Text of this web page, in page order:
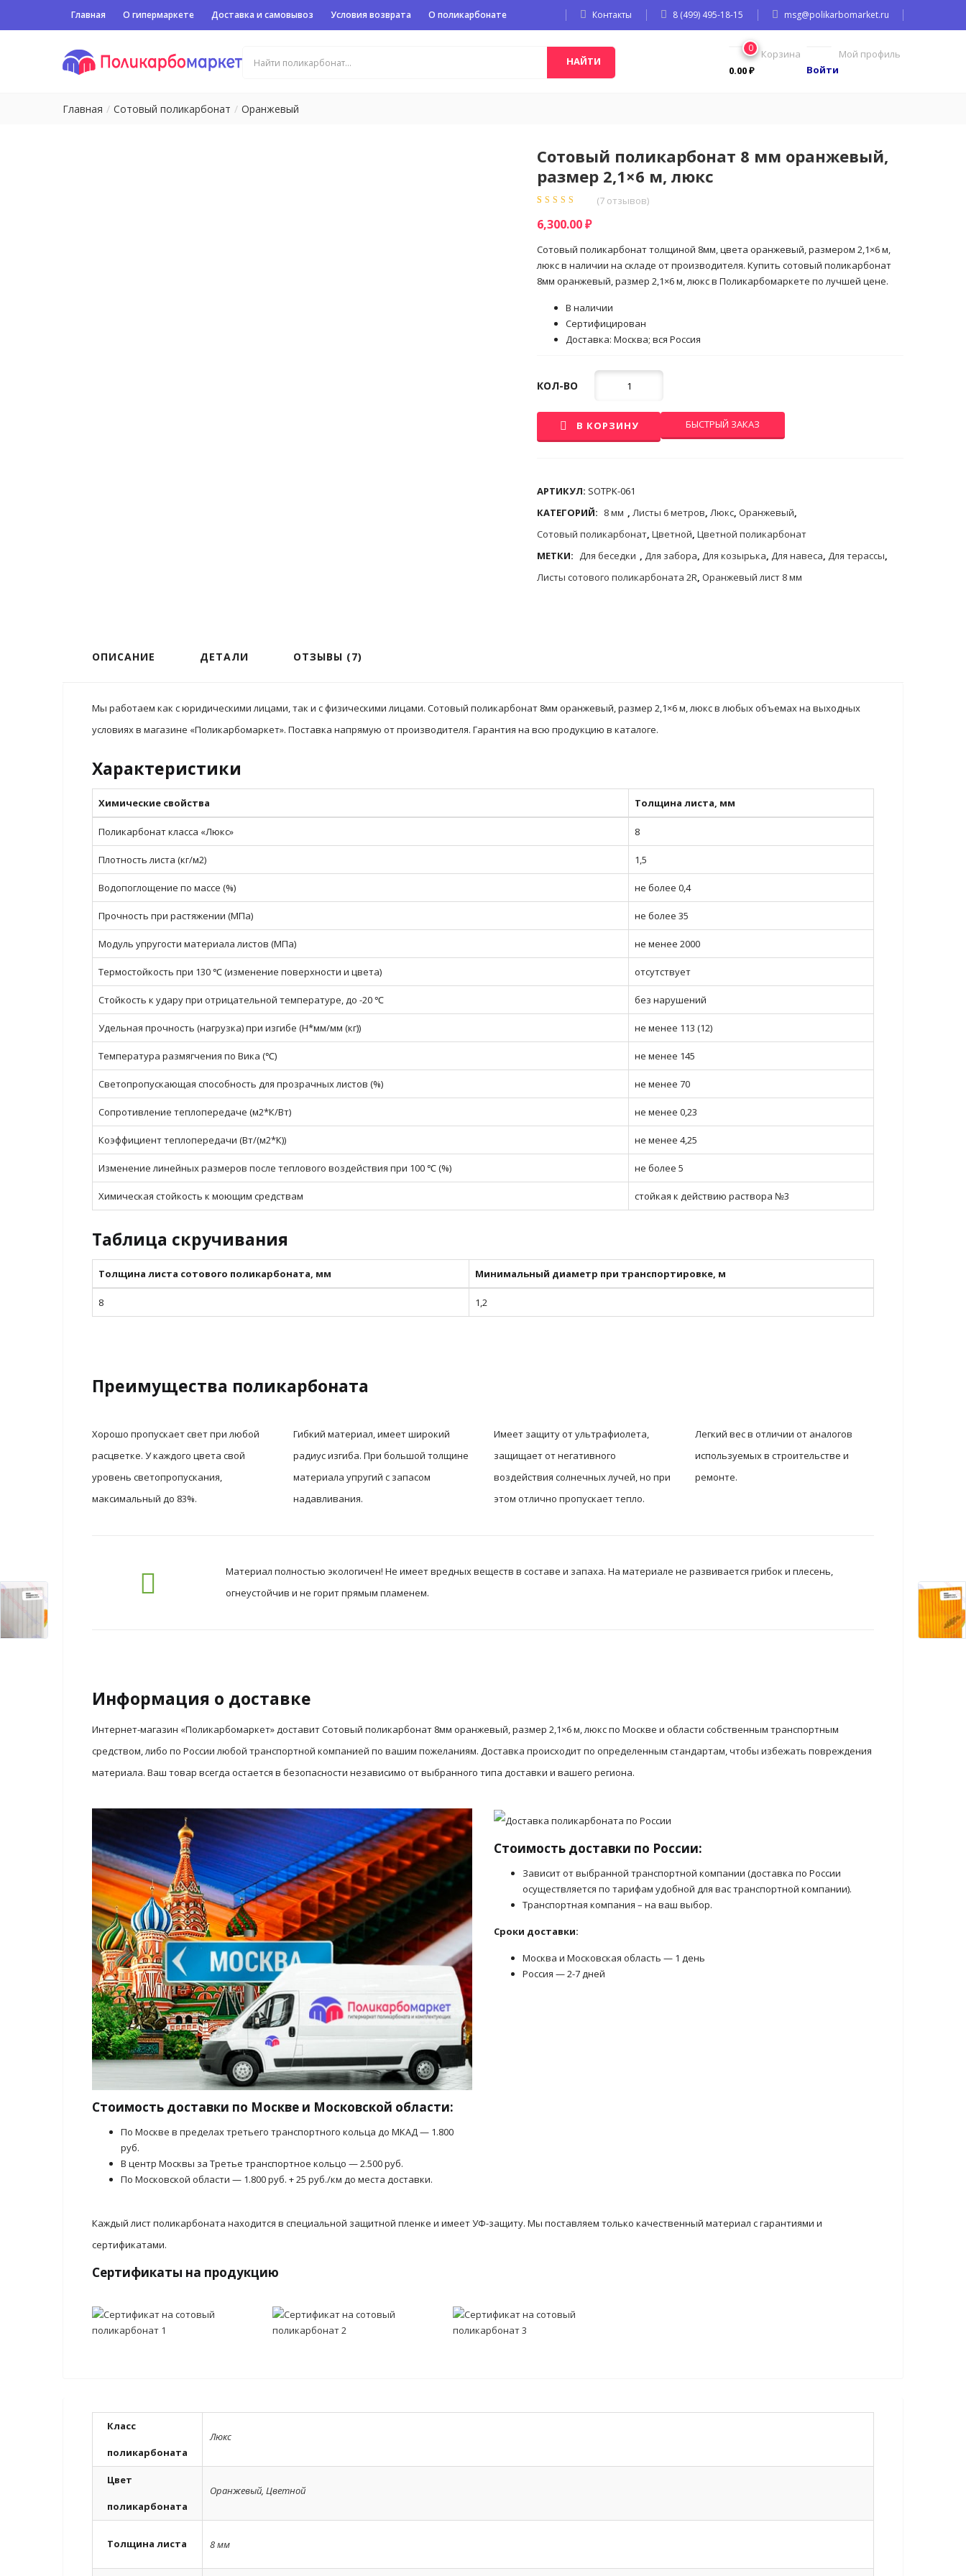
Главная О гипермаркете Доставка и самовывоз Условия возврата О поликарбонате Контакты 8 (499) 495-18-15 msg@polikarbomarket.ru
НАЙТИ
Мой профиль
Войти
0
Корзина
0.00₽
Главная Сотовый поликарбонат Оранжевый
Сотовый поликарбонат 8 мм оранжевый,
размер 2,1×6 м, люкс
5 на основе
опроса
(7 отзывов)
6,300.00₽
Сотовый поликарбонат толщиной 8мм, цвета оранжевый, размером 2,1×6 м,
люкс в наличии на складе от производителя. Купить сотовый поликарбонат
8мм оранжевый, размер 2,1×6 м, люкс в Поликарбомаркете по лучшей цене.
В наличии
Сертифицирован
Доставка: Москва; вся Россия
КОЛ-ВО
В КОРЗИНУ БЫСТРЫЙ ЗАКАЗ
АРТИКУЛ: SOTPK-061
КАТЕГОРИЙ: 8 мм , Листы 6 метров, Люкс, Оранжевый,
Сотовый поликарбонат, Цветной, Цветной поликарбонат
МЕТКИ: Для беседки , Для забора, Для козырька, Для навеса, Для терассы,
Листы сотового поликарбоната 2R, Оранжевый лист 8 мм
ОПИСАНИЕ ДЕТАЛИ ОТЗЫВЫ (7)
Мы работаем как с юридическими лицами, так и с физическими лицами. Сотовый поликарбонат 8мм оранжевый, размер 2,1×6 м, люкс в любых объемах на выходных
условиях в магазине «Поликарбомаркет». Поставка напрямую от производителя. Гарантия на всю продукцию в каталоге.
Характеристики
Химические свойства Толщина листа, мм
Поликарбонат класса «Люкс» 8
Плотность листа (кг/м2) 1,5
Водопоглощение по массе (%) не более 0,4
Прочность при растяжении (МПа) не более 35
Модуль упругости материала листов (МПа) не менее 2000
Термостойкость при 130 ℃ (изменение поверхности и цвета) отсутствует
Стойкость к удару при отрицательной температуре, до -20 ℃ без нарушений
Удельная прочность (нагрузка) при изгибе (Н*мм/мм (кг)) не менее 113 (12)
Температура размягчения по Вика (℃) не менее 145
Светопропускающая способность для прозрачных листов (%) не менее 70
Сопротивление теплопередаче (м2*К/Вт) не менее 0,23
Коэффициент теплопередачи (Вт/(м2*К)) не менее 4,25
Изменение линейных размеров после теплового воздействия при 100 ℃ (%) не более 5
Химическая стойкость к моющим средствам стойкая к действию раствора №3
Таблица скручивания
Толщина листа сотового поликарбоната, мм Минимальный диаметр при транспортировке, м
8 1,2
Преимущества поликарбоната
Хорошо пропускает свет при любой
расцветке. У каждого цвета свой
уровень светопропускания,
максимальный до 83%.
Гибкий материал, имеет широкий
радиус изгиба. При большой толщине
материала упругий с запасом
надавливания.
Имеет защиту от ультрафиолета,
защищает от негативного
воздействия солнечных лучей, но при
этом отлично пропускает тепло.
Легкий вес в отличии от аналогов
используемых в строительстве и
ремонте.
Материал полностью экологичен! Не имеет вредных веществ в составе и запаха. На материале не развивается грибок и плесень,
огнеустойчив и не горит прямым пламенем.
Информация о доставке
Интернет-магазин «Поликарбомаркет» доставит Сотовый поликарбонат 8мм оранжевый, размер 2,1×6 м, люкс по Москве и области собственным транспортным
средством, либо по России любой транспортной компанией по вашим пожеланиям. Доставка происходит по определенным стандартам, чтобы избежать повреждения
материала. Ваш товар всегда остается в безопасности независимо от выбранного типа доставки и вашего региона.
Стоимость доставки по Москве и Московской области:
По Москве в пределах третьего транспортного кольца до МКАД — 1.800
руб.
В центр Москвы за Третье транспортное кольцо — 2.500 руб.
По Московской области — 1.800 руб. + 25 руб./км до места доставки.
Стоимость доставки по России:
Зависит от выбранной транспортной компании (доставка по России
осуществляется по тарифам удобной для вас транспортной компании).
Транспортная компания – на ваш выбор.
Сроки доставки:
Москва и Московская область — 1 день
Россия — 2-7 дней
Каждый лист поликарбоната находится в специальной защитной пленке и имеет УФ-защиту. Мы поставляем только качественный материал с гарантиями и
сертификатами.
Сертификаты на продукцию
Класс
поликарбоната
Люкс
Цвет
поликарбоната
Оранжевый, Цветной
Толщина листа 8 мм